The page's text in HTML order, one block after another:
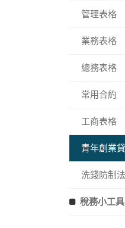
管理表格
業務表格
總務表格
常用合約
工商表格
青年創業
洗錢防制
稅務小工具